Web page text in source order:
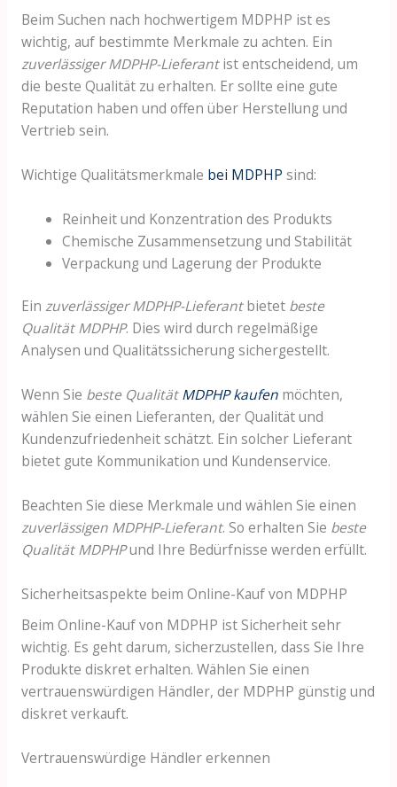
Beim Suchen nach hochwertigem MDPHP ist es
wichtig, auf bestimmte Merkmale zu achten. Ein
zuverlässiger MDPHP-Lieferantist entscheidend, um
die beste Qualität zu erhalten. Er sollte eine gute
Reputation haben und offen über Herstellung und
Vertrieb sein.
Wichtige Qualitätsmerkmale bei MDPHP sind:
Reinheit und Konzentration des Produkts
Chemische Zusammensetzung und Stabilität
Verpackung und Lagerung der Produkte
Ein zuverlässiger MDPHP-Lieferantbietet beste
Qualität MDPHP. Dies wird durch regelmäßige
Analysen und Qualitätssicherung sichergestellt.
Wenn Sie beste QualitätMDPHP kaufenmöchten,
wählen Sie einen Lieferanten, der Qualität und
Kundenzufriedenheit schätzt. Ein solcher Lieferant
bietet gute Kommunikation und Kundenservice.
Beachten Sie diese Merkmale und wählen Sie einen
zuverlässigen MDPHP-Lieferant. So erhalten Sie beste
Qualität MDPHPund Ihre Bedürfnisse werden erfüllt.
Sicherheitsaspekte beim Online-Kauf von MDPHP
Beim Online-Kauf von MDPHP ist Sicherheit sehr
wichtig. Es geht darum, sicherzustellen, dass Sie Ihre
Produkte diskret erhalten. Wählen Sie einen
vertrauenswürdigen Händler, der MDPHP günstig und
diskret verkauft.
Vertrauenswürdige Händler erkennen